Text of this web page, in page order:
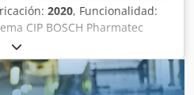
2020, Funcionalidad:
CIP BOSCH Pharmatec
farmacéutico GMP Se
en sitio) BOSCH Pharmatec
nuevas (nunca utilizado).